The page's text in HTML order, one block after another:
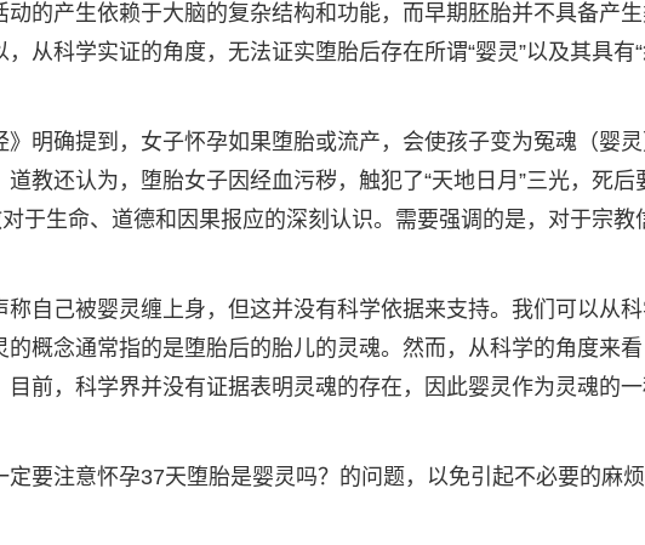
的产生依赖于大脑的复杂结构和功能，而早期胚胎并不具备产
从科学实证的角度，无法证实堕胎后存在所谓“婴灵”以及其具有“
明确提到，女子怀孕如果堕胎或流产，会使孩子变为冤魂（婴
教还认为，堕胎女子因经血污秽，触犯了“天地日月”三光，死后
于生命、道德和因果报应的深刻认识。需要强调的是，对于宗教
自己被婴灵缠上身，但这并没有科学依据来支持。我们可以从
概念通常指的是堕胎后的胎儿的灵魂。然而，从科学的角度来
前，科学界并没有证据表明灵魂的存在，因此婴灵作为灵魂的
要注意怀孕37天堕胎是婴灵吗？的问题，以免引起不必要的麻